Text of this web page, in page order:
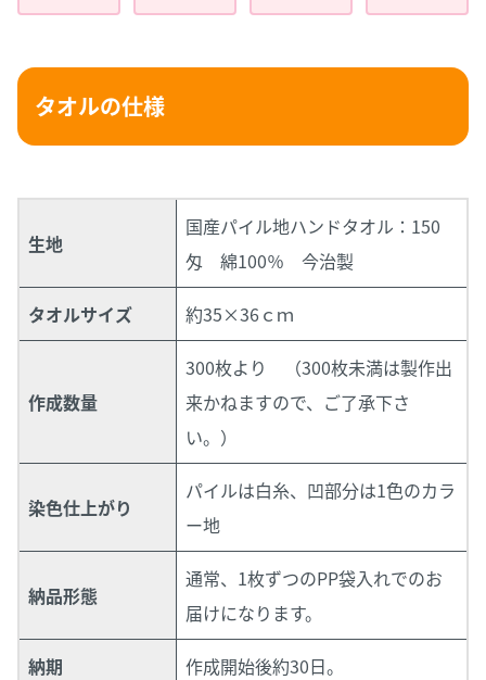
タオルの仕様
生地
国産パイル地ハンドタオル：150
匁 綿100％ 今治製
タオルサイズ 約35×36ｃｍ
作成数量
300枚より
（300枚未満は製作出
来かねますので、ご了承下さ
い。）
染色仕上がり
パイルは白糸、凹部分は1色のカラ
ー地
納品形態
通常、1枚ずつのPP袋入れでのお
届けになります。
納期 作成開始後約30日。